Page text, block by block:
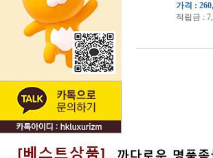
가격 :
적립금 :